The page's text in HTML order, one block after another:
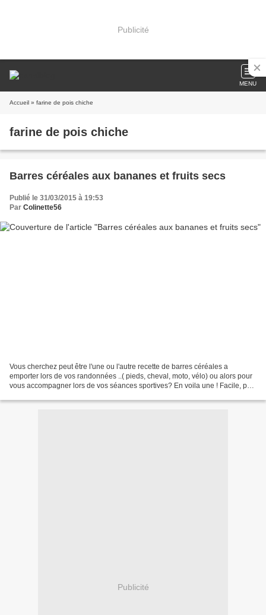
Publicité
MENU
Accueil » farine de pois chiche
farine de pois chiche
Barres céréales aux bananes et fruits secs
Publié le 31/03/2015 à 19:53
Par Colinette56
Vous cherchez peut être l'une ou l'autre recette de barres céréales a
emporter lors de vos randonnées ..( pieds, cheval, moto, vélo) ou alors pour
vous accompagner lors de vos séances sportives? En voila une ! Facile, pas
Publicité